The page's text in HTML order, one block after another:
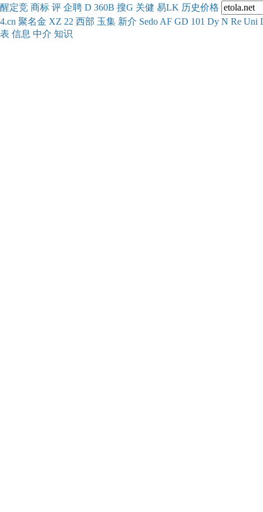
醒定竞 商标 评 企聘 D 360B 搜G 关健 易LK 历史价格
4.cn 聚名金 XZ 22 西部 玉集 新介 Sedo AF GD 101 Dy N Re Uni
表 信息 中介 知识